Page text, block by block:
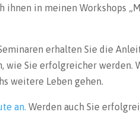
ihnen in meinen Workshops
erhalten Sie die
wie Sie erfolgreicher
weitere Leben gehen.
an. Werden auch Sie